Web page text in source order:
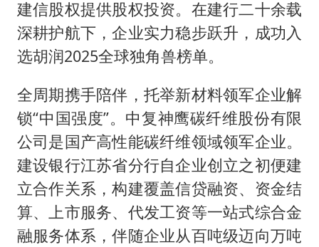
建信股权提供股权投资。在建行二十余载
深耕护航下，企业实力稳步跃升，成功入
选胡润2025全球独角兽榜单。
全周期携手陪伴，托举新材料领军企业解
锁“中国强度”。中复神鹰碳纤维股份有限
公司是国产高性能碳纤维领域领军企业。
建设银行江苏省分行自企业创立之初便建
立合作关系，构建覆盖信贷融资、资金结
算、上市服务、代发工资等一站式综合金
融服务体系，伴随企业从百吨级迈向万吨